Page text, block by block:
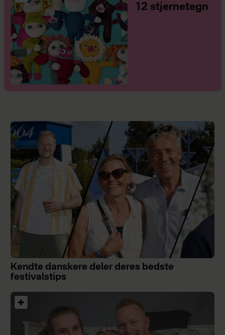
12 stjernetegn
Kendte danskere deler deres bedste
festivalstips